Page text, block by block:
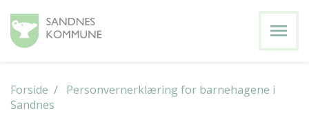
menu
Forside / Personvernerklæring for barnehagene i
Sandnes